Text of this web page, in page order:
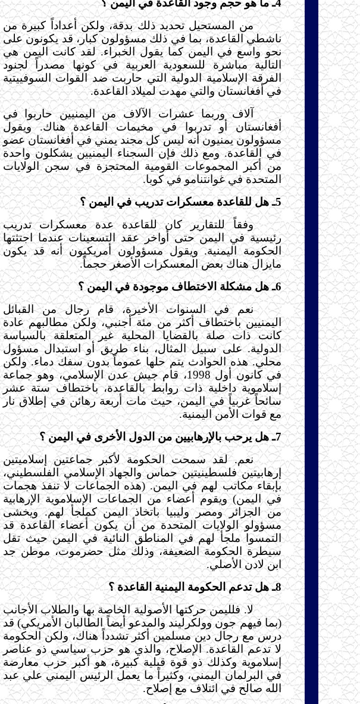
4ـ ما هو حجم وجود القاعدة في اليمن ؟
من المستحيل تحديد ذلك بدقة، ولكن أعداداً كبيرة من
ناشطي القاعدة، بما في ذلك مسؤولون كبار، قد يكونون على
نحو واسع في اليمن كما يقول الخبراء. لقد كانت اليمن هي
التالية مباشرة للسعودية العربية في كونها مصدراً لجنود
الفرقة الإسلامية الدولية التي حاربت ضد القوات السوفييتية
في أفغانستان والتي مهدت لميلاد القاعدة.
آلاف وربما عشرات الآلاف من اليمنيين حاربوا في
أفغانستان أو تدربوا في مخيمات القاعدة هناك. ويقول
مسؤولون يمنيون أنه ليس كل مجند يمني في أفغانستان عضو
في القاعدة. ومع ذلك فإن السجناء اليمنيين يشكلون واحدة
من أكبر المجموعات القومية المحتجزة في سجن الولايات
المتحدة في غوانتنامو في كوبا.
5ـ هل للقاعدة معسكرات تدريب في اليمن ؟
وفقاً للتقارير كان للقاعدة عدة معسكرات تدريب
رئيسية في اليمن حتى أواخر عقد التسعينات عندما اجتثتها
الحكومة اليمنية. ويقول مسؤولون أمريكيون أنه قد يكون
مايزال هناك بعض المعسكرات الأصغر حجماً.
6ـ هل مشكلة الاختطاف موجودة في اليمن ؟
نعم في السنوات الأخيرة، قام رجال من القبائل
اليمنيين باختطاف أكثر من مئة أجنبي، ولكن مطالبهم عادة
كانت ذات صلة بالقضايا المحلية غير المتعلقة بالسياسة
الدولية. على سبيل المثال، بناء طريق أو استبدال مسؤول
محلي. هذه الحوادث يتم حلها عموماً بدون سفك دماء. ولكن
في كانون أول 1998، قام جيش عدن الإسلامي، وهو جماعة
إسلاموية داخلية ذات روابط بالقاعدة، باختطاف ستة عشر
سائحاً غربياً في اليمن، حيث مات أربعة رهائن في إطلاق نار
مع قوات الأمن اليمنية.
7ـ هل يرحب بالإرهابيين من الدول الأخرى في اليمن ؟
نعم. لقد سمحت الحكومة لأكبر جماعتين إسلاميتين
إرهابيتين فلسطينيتين حماس والجهاد الإسلامي الفلسطيني،
بإبقاء مكاتب لهم في اليمن. (هذه الجماعات لا تنفذ هجمات
في اليمن) ويقوم أعضاء من الجماعات الإسلاموية الإرهابية
من الجزائر ومصر وليبيا باتخاذ اليمن كملجأ لهم. ويخشى
مسؤولو الولايات المتحدة من أن يكون أعضاء القاعدة قد
التمسوا ملجأ لهم في المناطق النائية في اليمن حيث تقل
سيطرة الحكومة الضعيفة، وذلك مثل حضرموت، موطن جد
ابن لادن الأصلي.
8ـ هل تدعم الحكومة اليمنية القاعدة ؟
لا. فلليمن حركتها الأصولية الخاصة بها والطلاب الأجانب
(بما فيهم جون وولكرليند والمدعو أيضاً الطالبان الأمريكي) قد
درس مع رجال دين مسلمين أكثر تشدداً هناك، ولكن الحكومة
لا تدعم القاعدة. الإصلاح، والذي هو حزب سياسي ذو عناصر
إسلاموية وكذلك ذو قوة قبلية كبيرة، هو أكبر حزب معارضة
في البرلمان اليمني، وكثيراً ما يعمل الرئيس اليمني علي عبد
الله صالح في ائتلاف مع إصلاح.